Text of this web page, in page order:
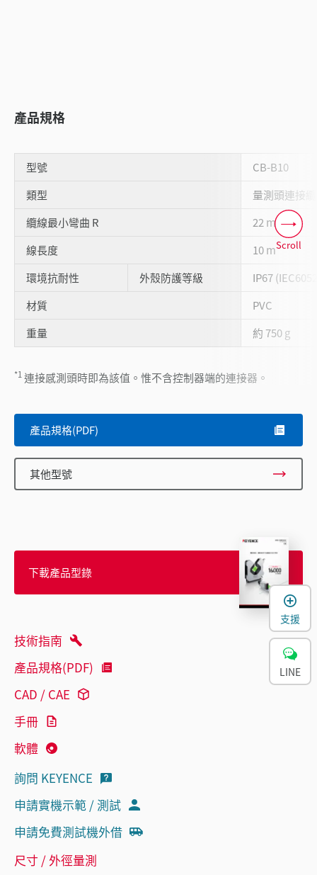
產品規格
型號
CB-B10
類型
量測頭連接
纜線最小彎曲 R
22 mm
線長度
10 m
環境抗耐性
外殼防護等級
IP67
材質
PVC
重量
約 750 g
*1連接感測頭時即為該值。惟不含控制器端的連接器。
Scroll
產品規格(PDF)
其他型號
下載產品型錄
技術指南
產品規格(PDF)
CAD / CAE
手冊
軟體
詢問 KEYENCE
申請實機示範 / 測試
申請免費測試機外借
尺寸 / 外徑量測
支援
LINE